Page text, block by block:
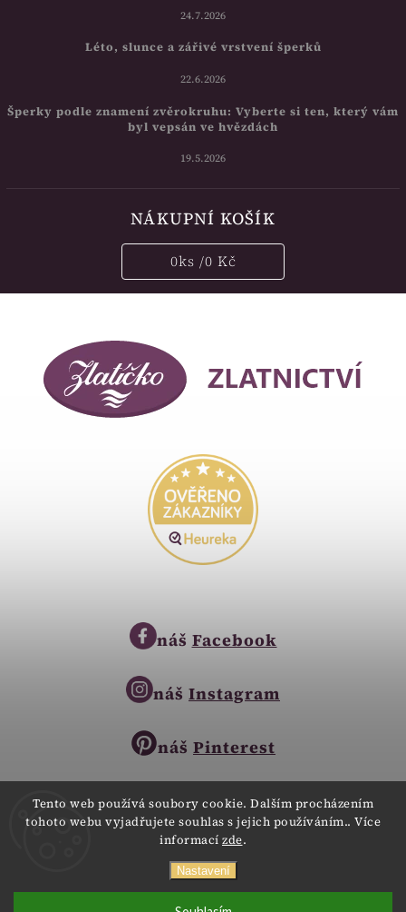
Tento web používá soubory cookie. Dalším procházením
tohoto webu vyjadřujete souhlas s jejich používáním.. Více
informací zde.
Nastavení
obchod@zlatnictvi-zlaticko.cz
24.7.2026
Léto, slunce a zářivé vrstvení šperků
22.6.2026
Šperky podle znamení zvěrokruhu: Vyberte si ten, který vám
byl vepsán ve hvězdách
19.5.2026
NÁKUPNÍ KOŠÍK
0ks /0 Kč
náš Facebook
náš Instagram
náš Pinterest
Copyright © 2023
Všechna práva vyhrazena.
WebdesignDigitalka.cz